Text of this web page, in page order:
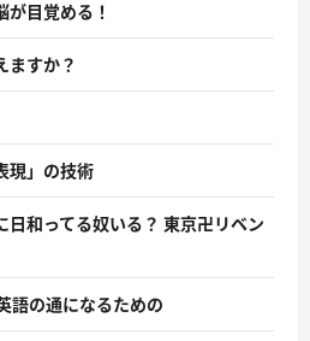
が目覚める！
ますか？
現」の技術
日和ってる奴いる？ 東京卍リベン
語の通になるための